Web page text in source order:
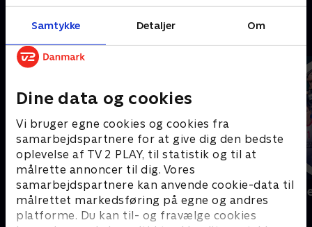
Samtykke Detaljer Om
Dine data og cookies
Vi bruger egne cookies og cookies fra
samarbejdspartnere for at give dig den bedste
oplevelse af TV 2 PLAY, til statistik og til at
målrette annoncer til dig. Vores
samarbejdspartnere kan anvende cookie-data til
målrettet markedsføring på egne og andres
platforme. Du kan til- og fravælge cookies
Sport Fokus
Sport Sport